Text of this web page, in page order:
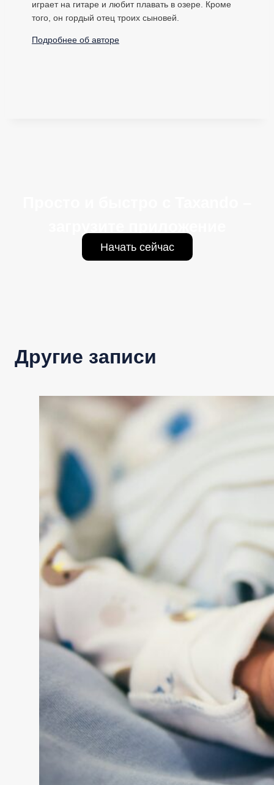
играет на гитаре и любит плавать в озере. Кроме
того, он гордый отец троих сыновей.
Подробнее об авторе
Начать сейчас
Другие записи